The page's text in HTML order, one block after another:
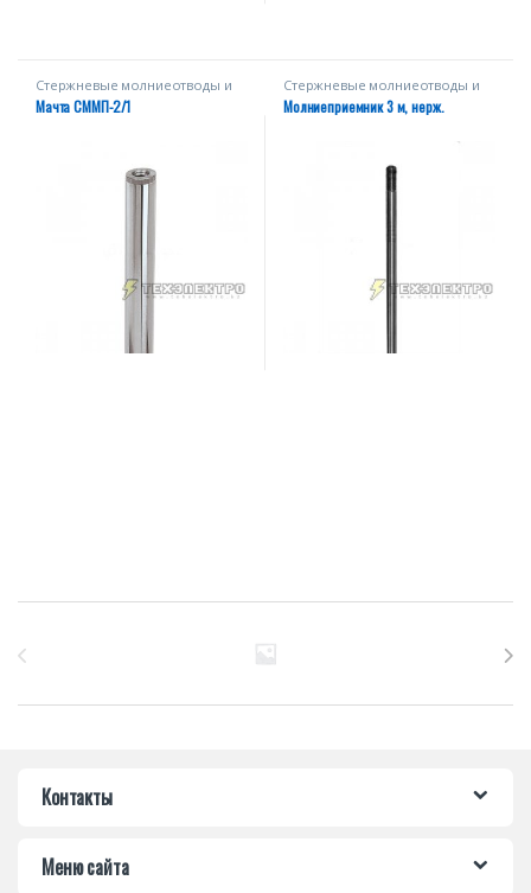
Стержневые молниеотводы и
мачты
Мачта СММП-2/1
Стержневые молниеотводы и
мачты
Молниеприемник 3 м, нерж.
Контакты
Меню сайта